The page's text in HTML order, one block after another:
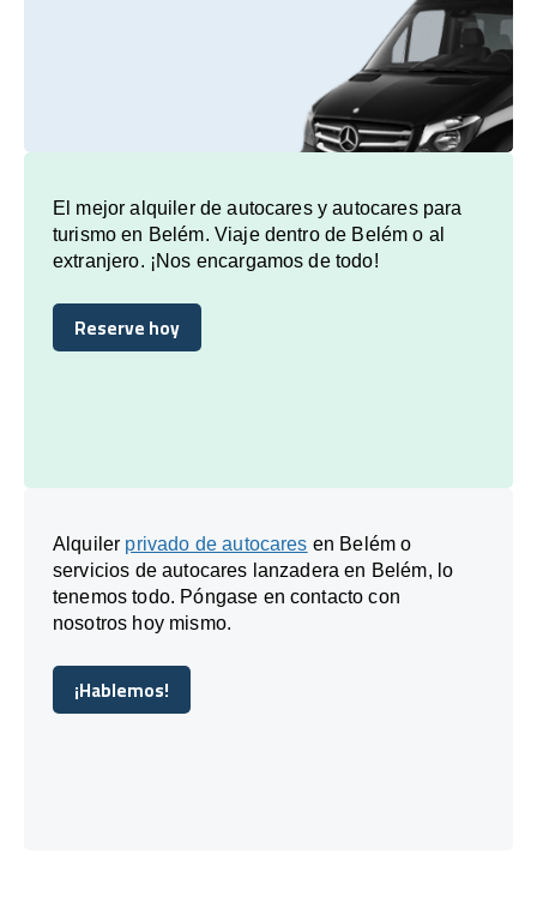
El mejor alquiler de autocares y autocares para
turismo en Belém. Viaje dentro de Belém o al
extranjero. ¡Nos encargamos de todo!
Reserve hoy
Reserve hoy
Alquiler privado de autocares en Belém o
servicios de autocares lanzadera en Belém, lo
tenemos todo. Póngase en contacto con
nosotros hoy mismo.
¡Hablemos!
¡Hablemos!